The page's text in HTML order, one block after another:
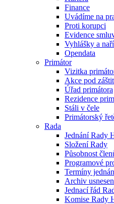
Finance
Uvádíme na
Proti korupci
Evidence
Vyhlášky a
Opendata
Primátor
Vizitka
Akce pod
Úřad primátora
Rezidence
Stáli v čele
Primátorský
Rada
Jednání Rady
Složení Rady
Působnost
Programové
Termíny
Archiv
Jednací řád
Komise Rady